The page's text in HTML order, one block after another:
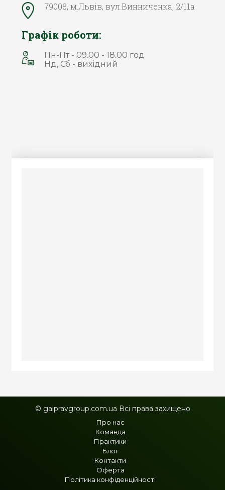
79008, м.Львів, вул.Винниченка, 2/11а
Графік роботи:
Пн-Пт - 09.00 - 18.00 год
Нд, Сб - вихідний
© galpravgroup.com.ua Всі права захищено
Про нас
Команда
Практики
Блог
Контакти
Оферта
Політика конфіденційності